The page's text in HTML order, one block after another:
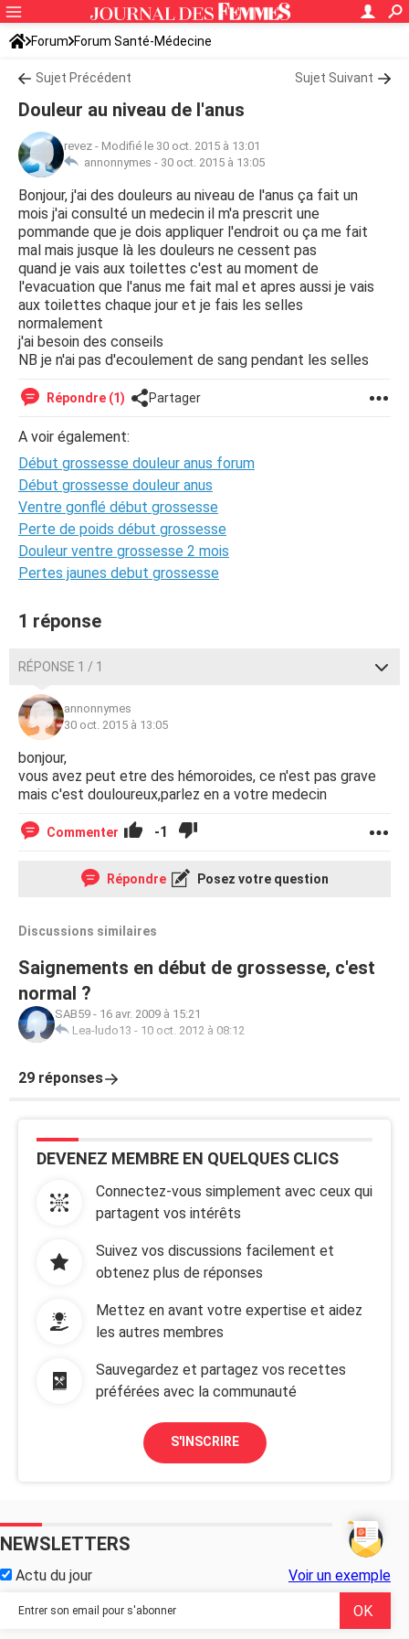
Forum Forum Santé-Médecine
Symptômes et maladies courantes
Sujet Précédent Sujet Suivant
Douleur au niveau de l'anus
revez - Modifié le 30 oct. 2015 à 13:01
annonnymes - 30 oct. 2015 à 13:05
Bonjour, j'ai des douleurs au niveau de l'anus ça fait un
mois j'ai consulté un medecin il m'a prescrit une
pommande que je dois appliquer l'endroit ou ça me fait
mal mais jusque là les douleurs ne cessent pas
quand je vais aux toilettes c'est au moment de
l'evacuation que l'anus me fait mal et apres aussi je vais
aux toilettes chaque jour et je fais les selles
normalement
j'ai besoin des conseils
NB je n'ai pas d'ecoulement de sang pendant les selles
Répondre (1) Partager
A voir également:
Début grossesse douleur anus forum
Début grossesse douleur anus
Ventre gonflé début grossesse
Perte de poids début grossesse
Douleur ventre grossesse 2 mois
Pertes jaunes debut grossesse
1 réponse
RÉPONSE 1 / 1
annonnymes
30 oct. 2015 à 13:05
bonjour,
vous avez peut etre des hémoroides, ce n'est pas grave
mais c'est douloureux,parlez en a votre medecin
Commenter -1
Répondre Posez votre question
Discussions similaires
Saignements en début de grossesse, c'est
normal ?
SAB59 - 16 avr. 2009 à 15:21
Lea-ludo13 - 10 oct. 2012 à 08:12
29 réponses
DEVENEZ MEMBRE EN QUELQUES CLICS
Connectez-vous simplement avec ceux qui
partagent vos intérêts
Suivez vos discussions facilement et
obtenez plus de réponses
Mettez en avant votre expertise et aidez
les autres membres
Sauvegardez et partagez vos recettes
préférées avec la communauté
S'INSCRIRE
NEWSLETTERS
Actu du jour Voir un exemple